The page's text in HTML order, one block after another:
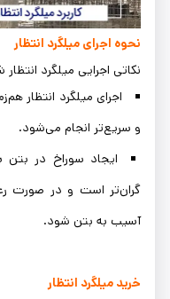
نحوه اجرای میلگرد انتظار
نکاتی اجرایی میلگرد
اجرای میلگرد انتظار
و سریع‌تر انجام می‌شود.
ایجاد سوراخ‌ در بتن
گران‌تر است و در صورت
آسیب به بتن شود.
خرید میلگرد انتظار